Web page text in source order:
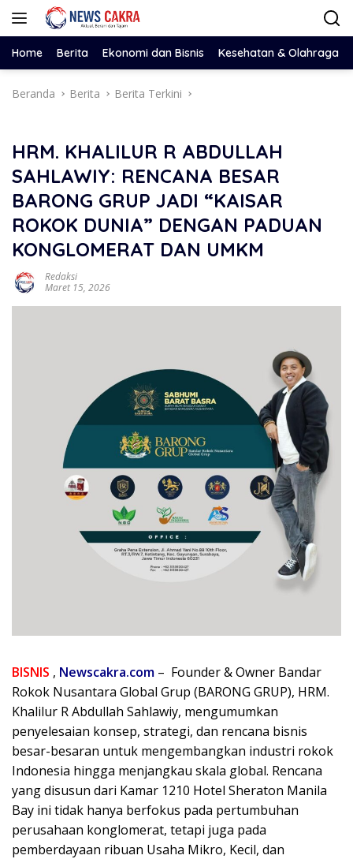
Langsung
Home Berita Ekonomi dan Bisnis Kesehatan & Olahraga
Beranda Berita Berita Terkini
HRM. KHALILUR R ABDULLAH
SAHLAWIY: RENCANA BESAR
BARONG GRUP JADI “KAISAR
ROKOK DUNIA” DENGAN PADUAN
KONGLOMERAT DAN UMKM
Redaksi
Maret 15, 2026
BISNIS , Newscakra.com – Founder & Owner Bandar
Rokok Nusantara Global Grup (BARONG GRUP), HRM.
Khalilur R Abdullah Sahlawiy, mengumumkan
penyelesaian konsep, strategi, dan rencana bisnis
besar-besaran untuk mengembangkan industri rokok
Indonesia hingga menjangkau skala global. Rencana
yang disusun dari Kamar 1210 Hotel Sheraton Manila
Bay ini tidak hanya berfokus pada pertumbuhan
perusahaan konglomerat, tetapi juga pada
pemberdayaan ribuan Usaha Mikro, Kecil, dan